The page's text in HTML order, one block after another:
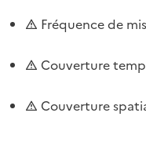
Fréquence de
Couverture
Couverture